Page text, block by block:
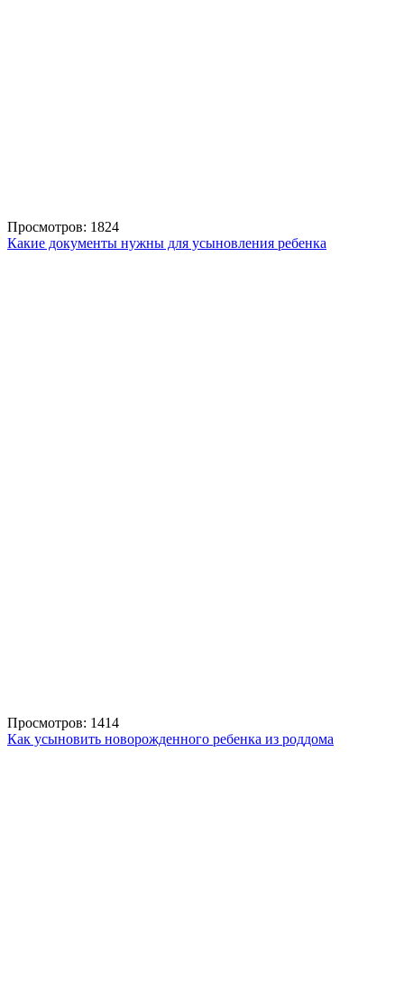
Просмотров: 1824
Какие документы нужны для усыновления ребенка
Просмотров: 1414
Как усыновить новорожденного ребенка из роддома